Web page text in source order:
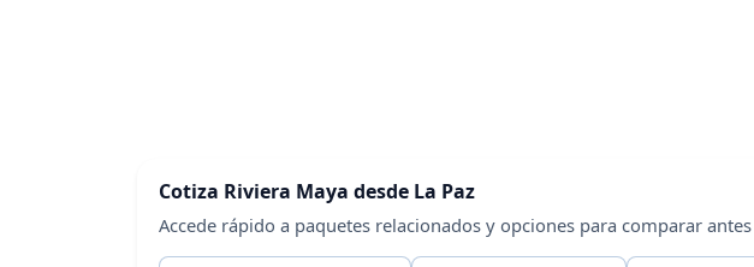
Cotiza Riviera Maya desde La Paz
Accede rápido a paquetes relacionados y opciones para comparar